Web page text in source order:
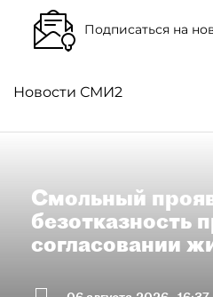
Подписаться на
Новости СМИ2
Смольный
безотказность
согласовании